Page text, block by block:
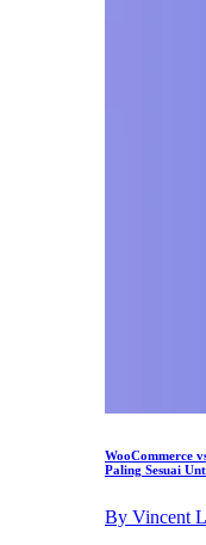
WooCommerce
Paling Sesuai
By Vincent